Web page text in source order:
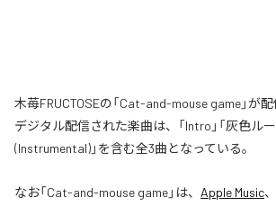
木苺FRUCTOSEの「Cat-and-mouse game」が
デジタル配信された楽曲は、「Intro」「灰色ル
(Instrumental)」を含む全3曲となっている。
なお「Cat-and-mouse game」は、 Apple Music、